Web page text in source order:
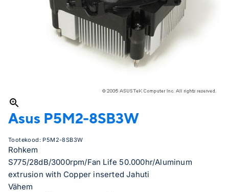
Asus P5M2-8SB3W
Tootekood: P5M2-8SB3W
Rohkem
S775/28dB/3000rpm/Fan Life 50.000hr/Aluminum
extrusion with Copper inserted Jahuti
Vähem